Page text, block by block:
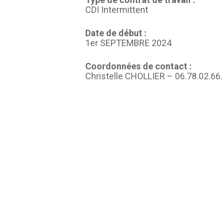
CDI Intermittent
Date de début :
1er SEPTEMBRE 2024
Coordonnées de contact :
Christelle CHOLLIER –